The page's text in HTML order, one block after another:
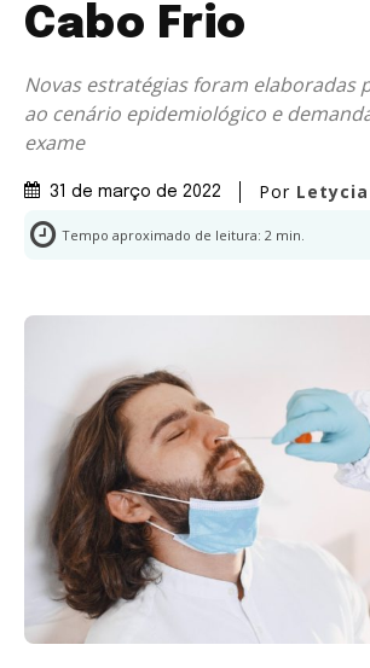
Cabo Frio
Novas estratégias foram elaboradas
ao cenário epidemiológico e
exame
31 de março de 2022 Por Letycia
Tempo aproximado de leitura: 2 min.